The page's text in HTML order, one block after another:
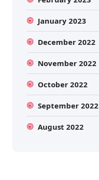
January 2023
December 2022
November 2022
October 2022
September 2022
August 2022